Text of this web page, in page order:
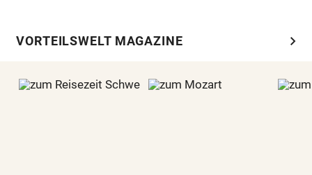
VORTEILSWELT MAGAZINE chevron_right